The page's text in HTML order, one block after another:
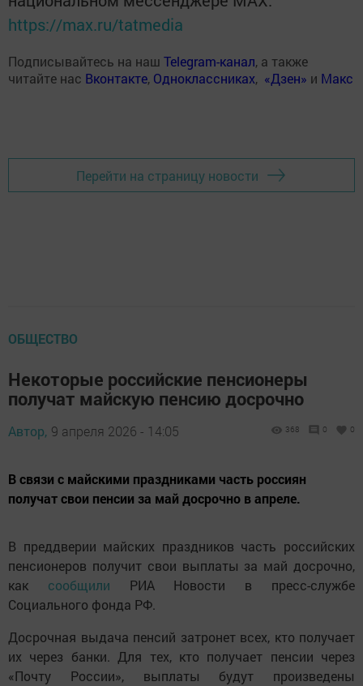
https://max.ru/tatmedia
Подписывайтесь на наш Telegram-канал, а также
читайте нас Вконтакте, Одноклассниках, «Дзен» и Макс
Перейти на страницу новости
ОБЩЕСТВО
Некоторые российские пенсионеры
получат майскую пенсию досрочно
Автор, 9 апреля 2026 - 14:05 368 0 0
В связи с майскими праздниками часть россиян
получат свои пенсии за май досрочно в апреле.
В преддверии майских праздников часть российских
пенсионеров получит свои выплаты за май досрочно,
как сообщили РИА Новости в пресс-службе
Социального фонда РФ.
Досрочная выдача пенсий затронет всех, кто получает
их через банки. Для тех, кто получает пенсии через
«Почту России», выплаты будут произведены